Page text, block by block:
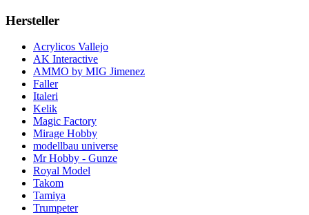
Hersteller
Acrylicos Vallejo
AK Interactive
AMMO by MIG Jimenez
Faller
Italeri
Kelik
Magic Factory
Mirage Hobby
modellbau universe
Mr Hobby - Gunze
Royal Model
Takom
Tamiya
Trumpeter